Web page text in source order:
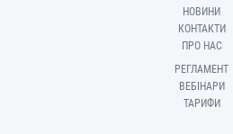
НОВИНИ
КОНТАКТИ
ПРО НАС
РЕГЛАМЕНТ
ВЕБІНАРИ
ТАРИФИ